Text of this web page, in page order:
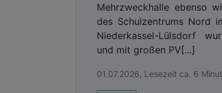
Mehrzweckhalle ebenso
des Schulzentrums Nord
Niederkassel-Lülsdorf
und mit großen PV[...]
01.07.2026, Lesezeit ca. 6